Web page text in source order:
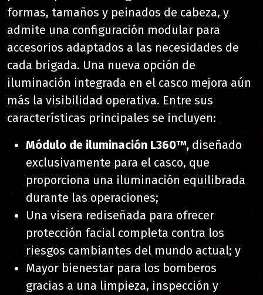
formas, tamaños y peinados de cabeza, y
admite una configuración modular para
accesorios adaptados a las necesidades de
cada brigada. Una nueva opción de
iluminación integrada en el casco mejora aún
más la visibilidad operativa. Entre sus
características principales se incluyen:
Módulo de iluminación L360™, diseñado
exclusivamente para el casco, que
proporciona una iluminación equilibrada
durante las operaciones;
Una visera rediseñada para ofrecer
protección facial completa contra los
riesgos cambiantes del mundo actual; y
Mayor bienestar para los bomberos
gracias a una limpieza, inspección y